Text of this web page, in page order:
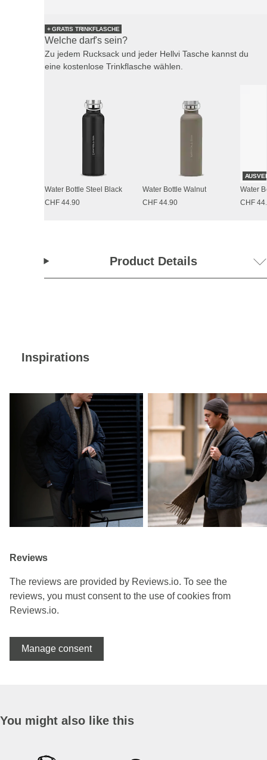
+ GRATIS TRINKFLASCHE
Welche darf's sein?
Zu jedem Rucksack und jeder Hellvi Tasche kannst du
eine kostenlose Trinkflasche wählen.
Water Bottle Steel Black
CHF 44.90
Water Bottle Walnut
CHF 44.90
Water
CHF
Product Details
Inspirations
Reviews
The reviews are provided by Reviews.io. To see the
reviews, you must consent to the use of cookies from
Reviews.io.
Manage consent
You might also like this